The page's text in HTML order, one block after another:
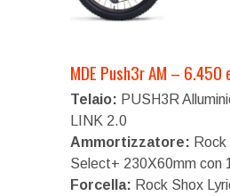
MDE Push3r AM – 6.450
Telaio: PUSH3R
LINK 2.0
Ammortizzatore:
Select+ 230X60mm con
Forcella: Rock Shox